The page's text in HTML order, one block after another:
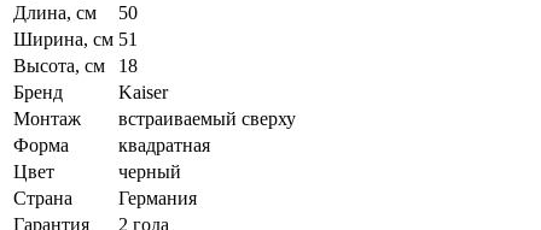
Длина, см
50
Ширина, см 51
Высота, см
18
Бренд
Kaiser
Монтаж
встраиваемый сверху
Форма
квадратная
Цвет
черный
Страна
Германия
Гарантия
2 года